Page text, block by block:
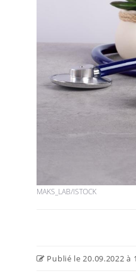
MAKS_LAB/ISTOCK
Publié le 20.09.2022 à